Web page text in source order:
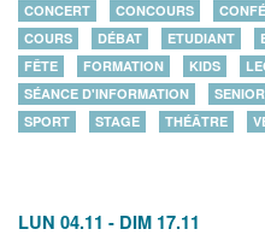
CONCERT
CONCOURS
COURS
DÉBAT ETUDIANT
FÊTE
FORMATION KIDS
SÉANCE D'INFORMATION
SPORT
STAGE THÉÂTRE
LUN 04.11 - DIM 17.11